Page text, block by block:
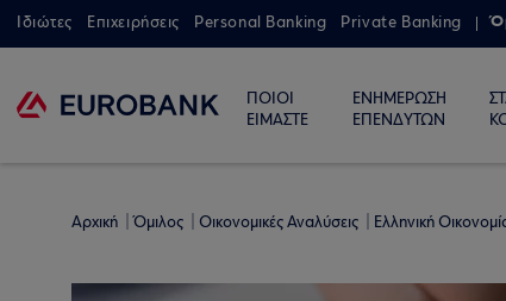
Ιδιώτες Επιχειρήσεις Personal Banking Private Banking
ΠΟΙΟΙ
ΕΙΜΑΣΤΕ
ΕΝΗΜΕΡΩΣΗ
ΕΠΕΝΔΥΤΩΝ
Αρχική Όμιλος Οικονομικές Αναλύσεις Ελληνική